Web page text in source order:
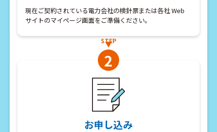
現在ご契約されている電力会社の検針票または各社 Web
サイトのマイページ画面をご準備ください。
STEP
2
お申し込み